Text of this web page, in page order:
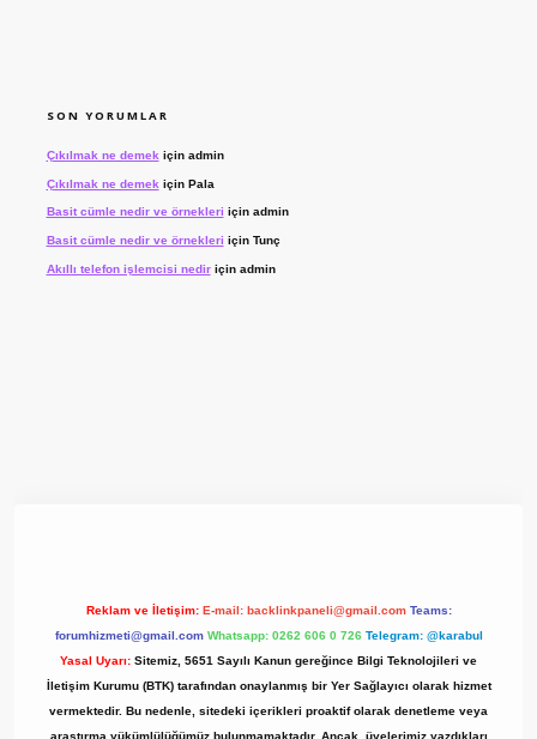
SON YORUMLAR
Çıkılmak ne demek için admin
Çıkılmak ne demek için Pala
Basit cümle nedir ve örnekleri için admin
Basit cümle nedir ve örnekleri için Tunç
Akıllı telefon işlemcisi nediriçin admin
Reklam ve İletişim: E-mail: backlinkpaneli@gmail.com Teams:
forumhizmeti@gmail.com Whatsapp: 0262 606 0 726 Telegram: @karabul
Yasal Uyarı: Sitemiz, 5651 Sayılı Kanun gereğince Bilgi Teknolojileri ve
İletişim Kurumu (BTK) tarafından onaylanmış bir Yer Sağlayıcı olarak hizmet
vermektedir. Bu nedenle, sitedeki içerikleri proaktif olarak denetleme veya
araştırma yükümlülüğümüz bulunmamaktadır. Ancak, üyelerimiz yazdıkları